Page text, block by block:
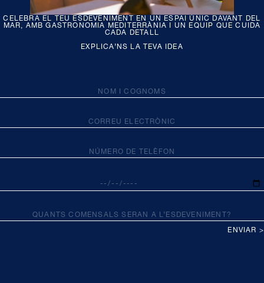
CELEBRA EL TEU ESDEVENIMENT EN UN ESPAI ÚNIC DAVANT DEL
MAR, AMB GASTRONOMIA MEDITERRÀNIA I UN EQUIP QUE CUIDA
CADA DETALL
EXPLICA’NS LA TEVA IDEA